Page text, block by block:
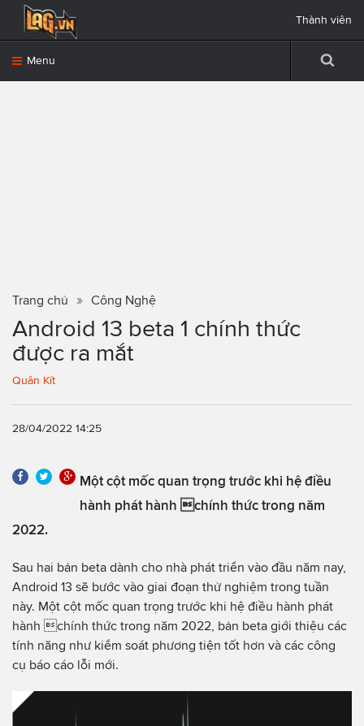
Menu
Thành viên
Trang chủ Công Nghệ
Android 13 beta 1 chính thức
được ra mắt
Quân Kít
28/04/2022 14:25
Một cột mốc quan trọng trước khi hệ điều
hành phát hành chính thức trong năm
2022.
Sau hai bản beta dành cho nhà phát triển vào đầu năm nay,
Android 13 sẽ bước vào giai đoạn thử nghiệm trong tuần
này. Một cột mốc quan trọng trước khi hệ điều hành phát
hành chính thức trong năm 2022, bản beta giới thiệu các
tính năng như kiểm soát phương tiện tốt hơn và các công
cụ báo cáo lỗi mới.